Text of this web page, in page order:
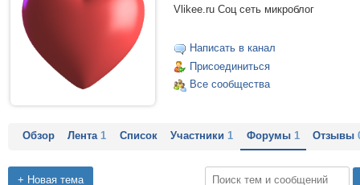
Vlikee.ru Соц сеть микроблог
Написать в канал
Присоединиться
Все сообщества
Обзор Лента1 Список Участники1 Форумы 1 Отзывы